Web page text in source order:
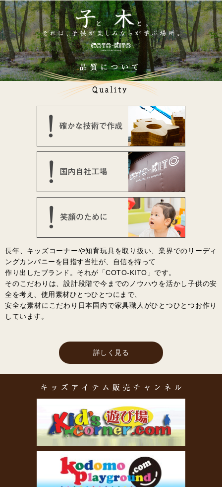
長年、キッズコーナーや知育玩具を取り扱い、業界でのリーディ
ングカンパニーを目指す当社が、自信を持って
作り出したブランド。それが「COTO-KITO」です。
そのこだわりは、設計段階で今までのノウハウを活かし子供の安
全を考え、使用素材ひとつひとつにまで、
安全な素材にこだわり日本国内で家具職人がひとつひとつお作り
しています。
詳しく見る